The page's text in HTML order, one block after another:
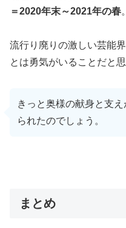
＝2020年末～2021年の春。
流行り廃りの激しい芸能
とは勇気がいることだと思
きっと奥様の献身と支
られたのでしょう。
まとめ